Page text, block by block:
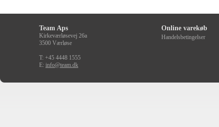
Team Aps
Kirkeværløsevej 26a
3500 Værløse
T: +45 4448 1555
E: info@team.dk
Online varekøb
Handelsbetingelser